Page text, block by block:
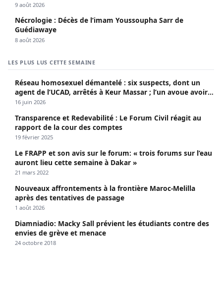
9 août 2026
Nécrologie : Décès de l’imam Youssoupha Sarr de
Guédiawaye
8 août 2026
LES PLUS LUS CETTE SEMAINE
Réseau homosexuel démantelé : six suspects, dont un
agent de l’UCAD, arrêtés à Keur Massar ; l’un avoue avoir
propagé le VIH depuis 2018
16 juin 2026
Transparence et Redevabilité : Le Forum Civil réagit au
rapport de la cour des comptes
19 février 2025
Le FRAPP et son avis sur le forum: « trois forums sur l’eau
auront lieu cette semaine à Dakar »
21 mars 2022
Nouveaux affrontements à la frontière Maroc-Melilla
après des tentatives de passage
1 août 2026
Diamniadio: Macky Sall prévient les étudiants contre des
envies de grève et menace
24 octobre 2018